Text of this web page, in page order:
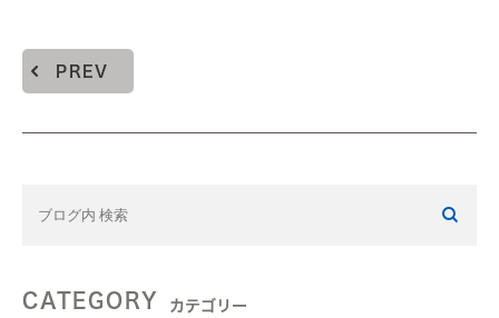
PREV
CATEGORY カテゴリー